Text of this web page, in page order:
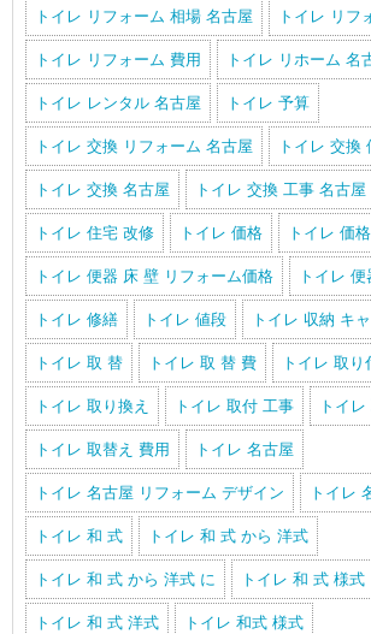
トイレ リフォーム 相場 名古屋 トイレ リフ
トイレ リフォーム 費用 トイレ リホーム 名
トイレ レンタル 名古屋 トイレ 予算
トイレ 交換 リフォーム 名古屋 トイレ 交換
トイレ 交換 名古屋 トイレ 交換 工事 名古屋
トイレ 住宅 改修 トイレ 価格 トイレ 価
トイレ 便器 床 壁 リフォーム価格 トイレ
トイレ 修繕 トイレ 値段 トイレ 収納 キ
トイレ 取 替 トイレ 取 替 費 トイレ 取り
トイレ 取り換え トイレ 取付 工事 トイレ
トイレ 取替え 費用 トイレ 名古屋
トイレ 名古屋 リフォーム デザイン トイレ
トイレ 和 式 トイレ 和 式 から 洋式
トイレ 和 式 から 洋式 に トイレ 和 式 様式
トイレ 和 式 洋式 トイレ 和式 様式